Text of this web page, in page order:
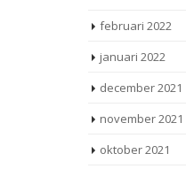
februari 2022
januari 2022
december 2021
november 2021
oktober 2021